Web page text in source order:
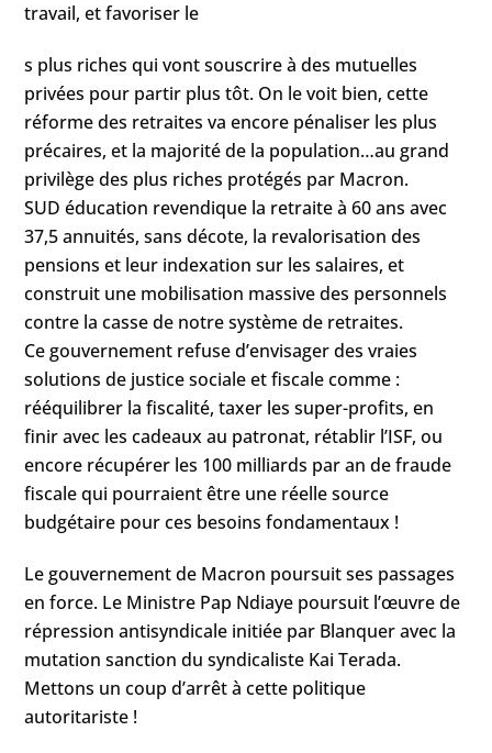
travail, et favoriser le
s plus riches qui vont souscrire à des mutuelles
privées pour partir plus tôt. On le voit bien, cette
réforme des retraites va encore pénaliser les plus
précaires, et la majorité de la population…au grand
privilège des plus riches protégés par Macron.
SUD éducation revendique la retraite à 60 ans avec
37,5 annuités, sans décote, la revalorisation des
pensions et leur indexation sur les salaires, et
construit une mobilisation massive des personnels
contre la casse de notre système de retraites.
Ce gouvernement refuse d’envisager des vraies
solutions de justice sociale et fiscale comme :
rééquilibrer la fiscalité, taxer les super-profits, en
finir avec les cadeaux au patronat, rétablir l’ISF, ou
encore récupérer les 100 milliards par an de fraude
fiscale qui pourraient être une réelle source
budgétaire pour ces besoins fondamentaux !
Le gouvernement de Macron poursuit ses passages
en force. Le Ministre Pap Ndiaye poursuit l’œuvre de
répression antisyndicale initiée par Blanquer avec la
mutation sanction du syndicaliste Kai Terada.
Mettons un coup d’arrêt à cette politique
autoritariste !